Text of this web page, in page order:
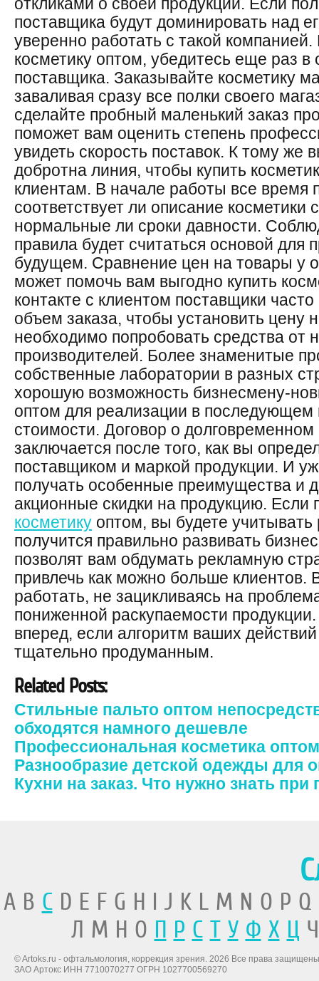
поставщика будут доминировать над
уверенно работать с такой
косметику оптом, убедитесь еще раз
поставщика. Заказывайте косметику
заваливая сразу все полки своего
сделайте пробный маленький заказ
поможет вам оценить степень
увидеть скорость поставок. К тому же
добротна линия, чтобы купить
клиентам. В начале работы все время
соответствует ли описание косметики
нормальные ли сроки давности.
правила будет считаться основой для
будущем. Сравнение цен на товары у
может помочь вам выгодно купить
контакте с клиентом поставщики
объем заказа, чтобы установить цену
необходимо попробовать средства от
производителей. Более знаменитые
собственные лаборатории в разных
хорошую возможность бизнесмену-
оптом для реализации в последующем
стоимости. Договор о долговременном
заключается после того, как вы
поставщиком и маркой продукции. И
получать особенные преимущества и
акционные скидки на продукцию. Если
косметику оптом, вы будете
получится правильно развивать
позволят вам обдумать рекламную
привлечь как можно больше
работать, не зацикливаясь на
пониженной раскупаемости
вперед, если алгоритм ваших
тщательно продуманным.
Related Posts:
Стильные пальто оптом
обходятся намного дешевле
Профессиональная косметика оптом
Разнообразие детской одежды для
Кухни на заказ. Что нужно знать при
A B CD E F G H I J K L M N O P
Л М Н О П Р С Т У Ф Х Ц
© Artoks.ru - офтальмология, коррекция зрения. 2026 Все права
ЗАО Артокс ИНН 7710070277 ОГРН 1027700569270